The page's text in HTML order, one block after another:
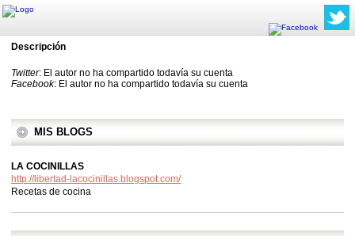
Descripción
Twitter: El autor no ha compartido todavía su cuenta
Facebook: El autor no ha compartido todavía su cuenta
MIS BLOGS
LA COCINILLAS
http://libertad-lacocinillas.blogspot.com/
Recetas de cocina